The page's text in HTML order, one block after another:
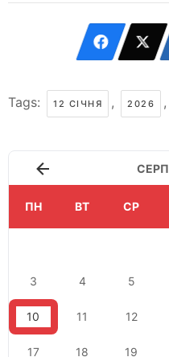
Tags: 12 СІЧНЯ , 2026 ,
ПН ВТ СР
3 4 5
10 11 12
17 18 19